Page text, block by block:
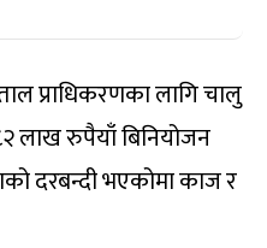
प्राधिकरणका लागि चालु
लाख रुपैयाँ बिनियोजन
दरबन्दी भएकोमा काज र